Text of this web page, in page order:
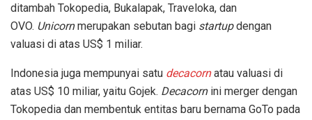
ditambah Tokopedia, Bukalapak, Traveloka, dan
OVO. Unicornmerupakan sebutan bagi startupdengan
valuasi di atas US$ 1 miliar.
Indonesia juga mempunyai satu decacorn atau valuasi di
atas US$ 10 miliar, yaitu Gojek. Decacornini merger dengan
Tokopedia dan membentuk entitas baru bernama GoTo pada